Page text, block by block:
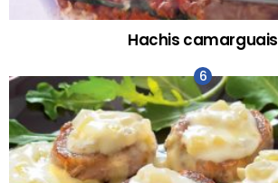
Hachis camarguais